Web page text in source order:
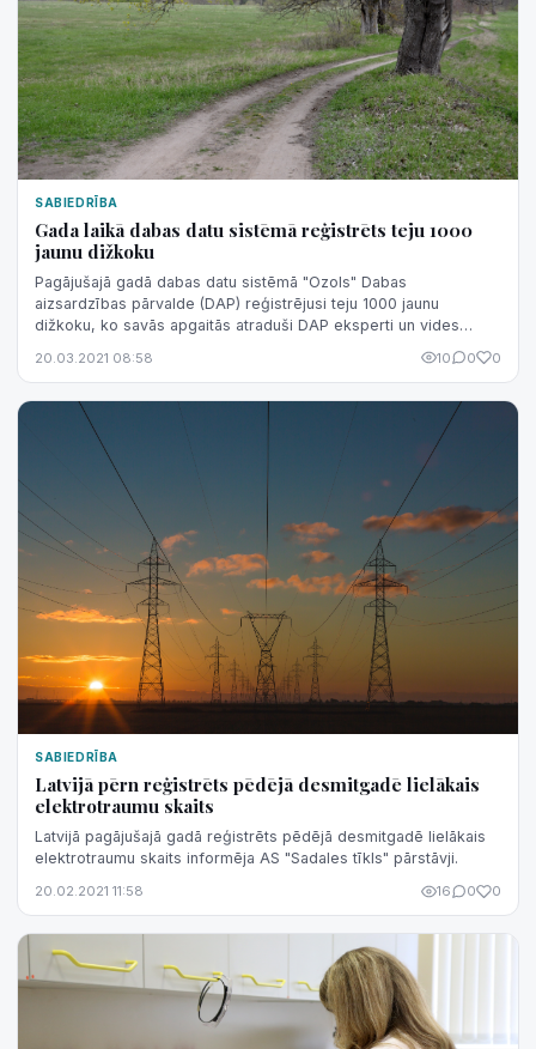
SABIEDRĪBA
Gada laikā dabas datu sistēmā reģistrēts teju 1000
jaunu dižkoku
Pagājušajā gadā dabas datu sistēmā "Ozols" Dabas
aizsardzības pārvalde (DAP) reģistrējusi teju 1000 jaunu
dižkoku, ko savās apgaitās atraduši DAP eksperti un vides
20.03.2021 08:58 10 0 0
SABIEDRĪBA
Latvijā pērn reģistrēts pēdējā desmitgadē lielākais
elektrotraumu skaits
Latvijā pagājušajā gadā reģistrēts pēdējā desmitgadē lielākais
elektrotraumu skaits informēja AS "Sadales tīkls" pārstāvji.
20.02.2021 11:58 16 0 0